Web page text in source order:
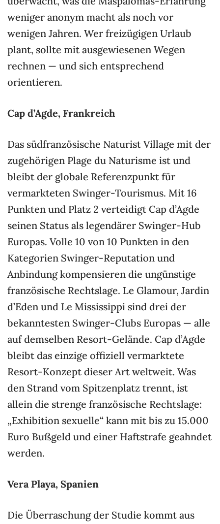
weniger anonym macht als noch vor
wenigen Jahren. Wer freizügigen Urlaub
plant, sollte mit ausgewiesenen Wegen
rechnen — und sich entsprechend
orientieren.
Cap d’Agde, Frankreich
Das südfranzösische Naturist Village mit der
zugehörigen Plage du Naturisme ist und
bleibt der globale Referenzpunkt für
vermarkteten Swinger-Tourismus. Mit 16
Punkten und Platz 2 verteidigt Cap d’Agde
seinen Status als legendärer Swinger-Hub
Europas. Volle 10 von 10 Punkten in den
Kategorien Swinger-Reputation und
Anbindung kompensieren die ungünstige
französische Rechtslage. Le Glamour, Jardin
d’Eden und Le Mississippi sind drei der
bekanntesten Swinger-Clubs Europas — alle
auf demselben Resort-Gelände. Cap d’Agde
bleibt das einzige offiziell vermarktete
Resort-Konzept dieser Art weltweit. Was
den Strand vom Spitzenplatz trennt, ist
allein die strenge französische Rechtslage:
„Exhibition sexuelle“ kann mit bis zu 15.000
Euro Bußgeld und einer Haftstrafe geahndet
werden.
Vera Playa, Spanien
Die Überraschung der Studie kommt aus